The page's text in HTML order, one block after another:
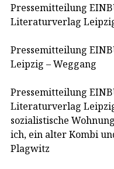
Pressemitteilung
Literaturverlag
Pressemitteilung
Leipzig – Weggang
Pressemitteilung
Literaturverlag
sozialistische
ich, ein alter Kombi
Plagwitz